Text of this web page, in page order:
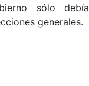
sólo debía
generales.